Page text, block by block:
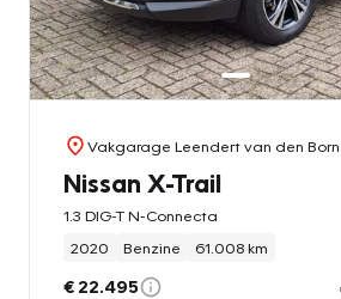
Vakgarage Leendert van den Born
Nissan X-Trail
1.3 DIG-T N-Connecta
2020
Benzine 61.008 km
€ 22.495